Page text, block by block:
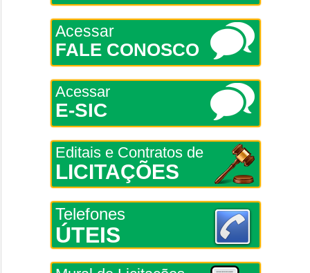
Acessar
FALE CONOSCO
Acessar
E-SIC
Editais e Contratos de
LICITAÇÕES
Telefones
ÚTEIS